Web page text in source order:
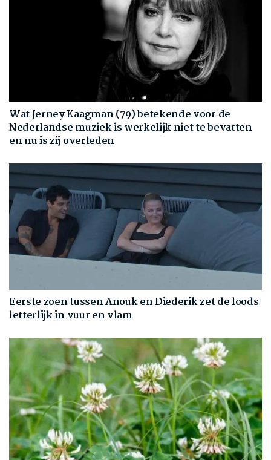
Wat Jerney Kaagman (79) betekende voor de
Nederlandse muziek is werkelijk niet te bevatten
en nu is zij overleden
Eerste zoen tussen Anouk en Diederik zet de loods
letterlijk in vuur en vlam